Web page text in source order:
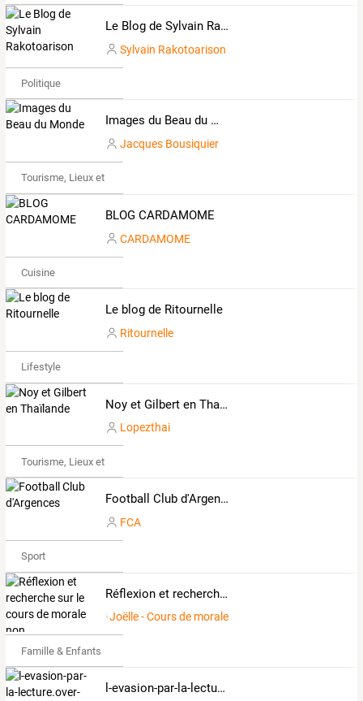
Le Blog de Sylvain Rakotoarison
Sylvain Rakotoarison
Politique
Images du Beau du Monde
Jacques Bousiquier
Tourisme, Lieux et Événements
BLOG CARDAMOME
CARDAMOME
Cuisine
Le blog de Ritournelle
Ritournelle
Lifestyle
Noy et Gilbert en Thaïlande
Lopezthai
Tourisme, Lieux et Événements
Football Club d'Argences
FCA
Sport
Réflexion et recherche sur le cours de morale non confessionnelle de l'enseignement primaire
Joëlle - Cours de morale
Famille & Enfants
l-evasion-par-la-lecture.over-blog.com